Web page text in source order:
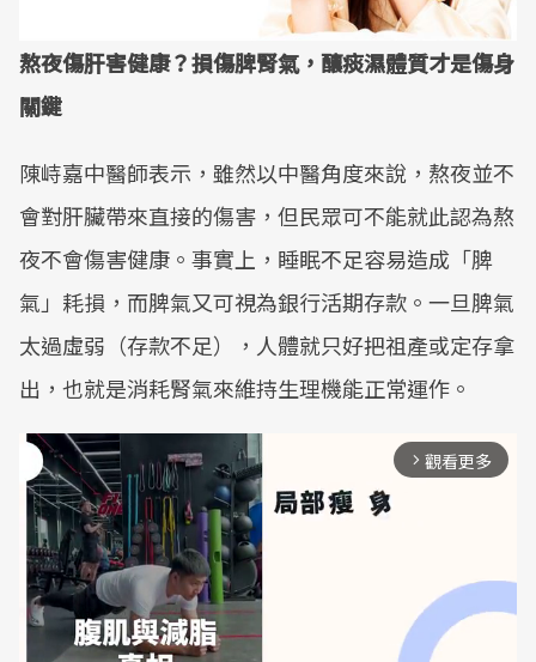
熬夜傷肝害健康？損傷脾腎氣，釀痰濕體質才是傷身
關鍵
陳峙嘉中醫師表示，雖然以中醫角度來說，熬夜並不
會對肝臟帶來直接的傷害，但民眾可不能就此認為熬
夜不會傷害健康。事實上，睡眠不足容易造成「脾
氣」耗損，而脾氣又可視為銀行活期存款。一旦脾氣
太過虛弱（存款不足），人體就只好把祖產或定存拿
出，也就是消耗腎氣來維持生理機能正常運作。
arrow_forward_ios 觀看更多